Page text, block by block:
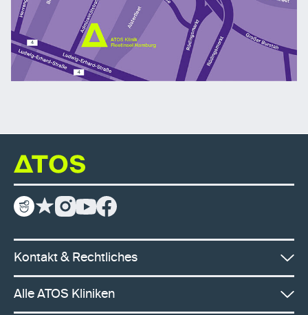
Kontakt & Rechtliches
Alle ATOS Kliniken